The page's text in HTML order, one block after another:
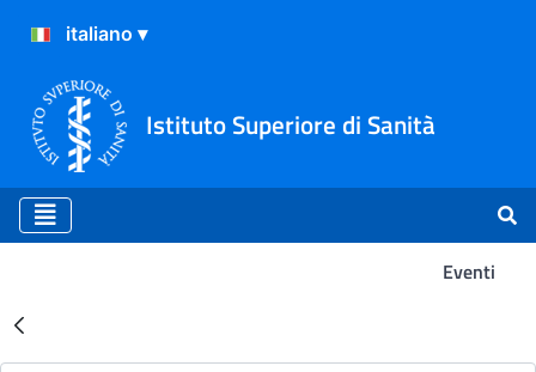
Istituto Superiore di Sanità
Eventi
Risultati della Ricerca -